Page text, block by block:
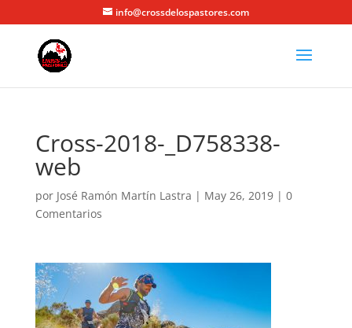
info@crossdelospastores.com
Cross-2018-_D758338-
web
por José Ramón Martín Lastra | May 26, 2019| 0
Comentarios